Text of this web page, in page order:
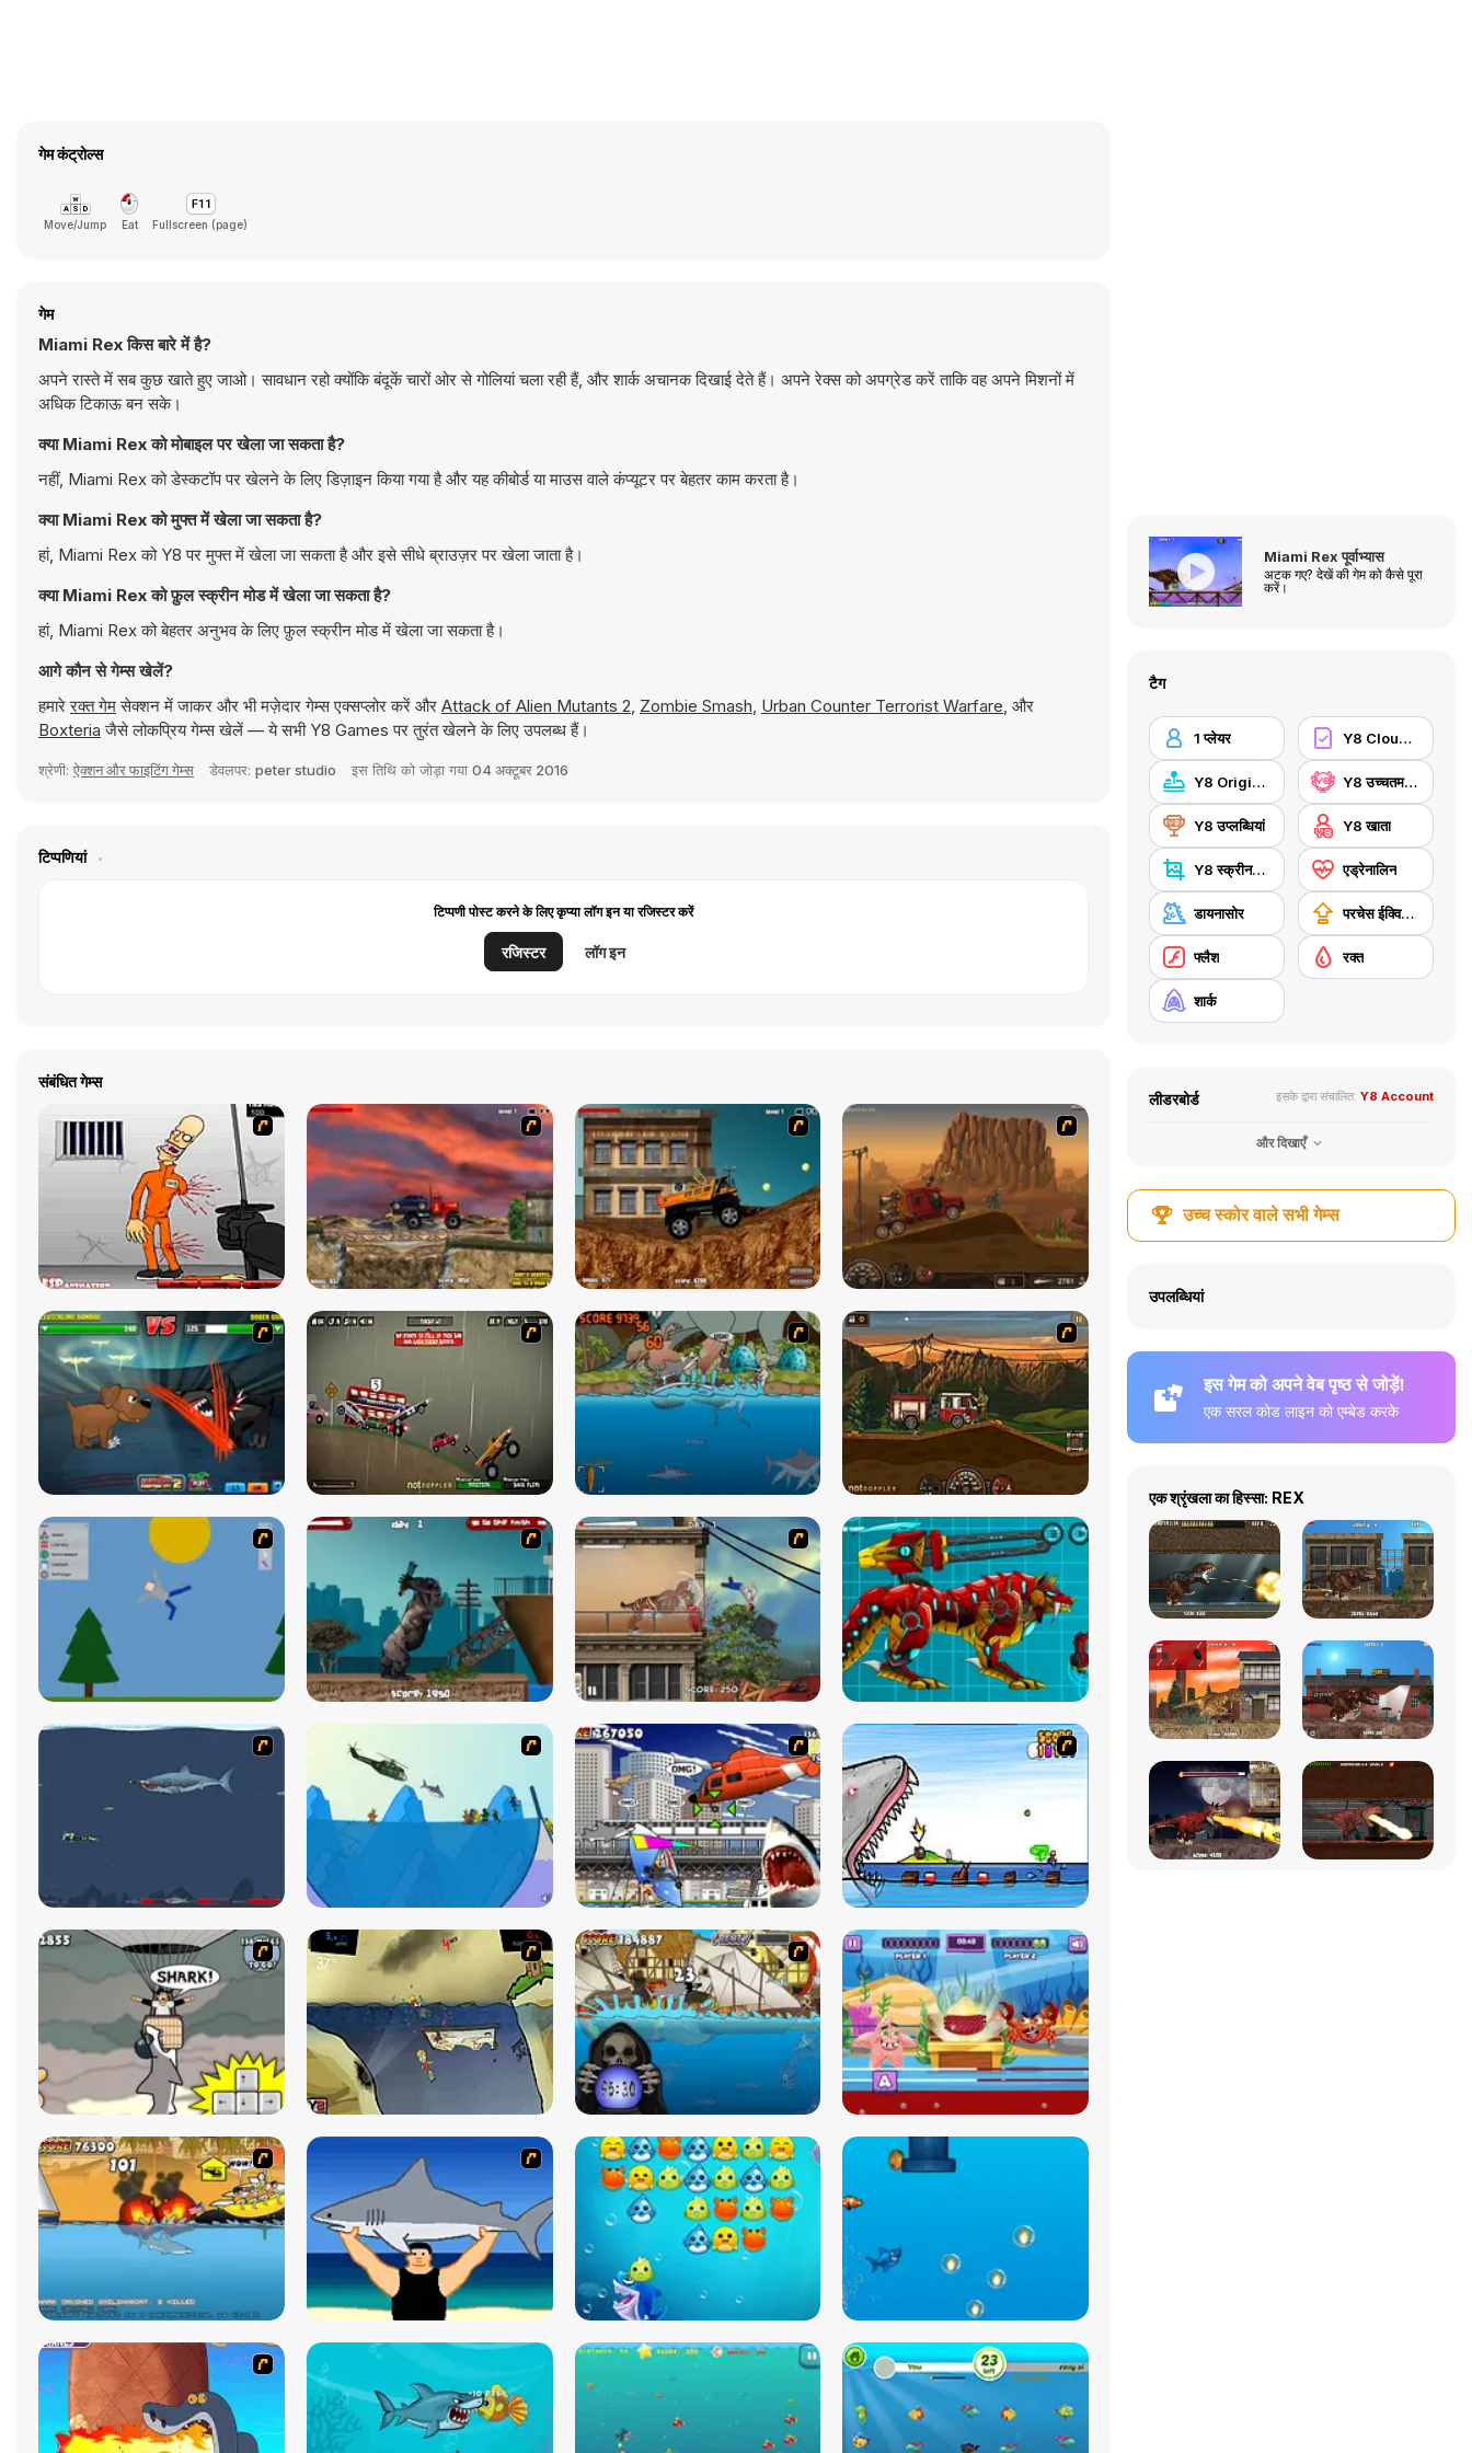
गेम कंट्रोल्स
Move/Jump Eat Fullscreen (page)
गेम
Miami Rex किस बारे में है?
अपने रास्ते में सब कुछ खाते हुए जाओ। सावधान रहो क्योंकि बंदूकें चारों ओर से गोलियां चला रही हैं, और शार्क अचानक दिखाई देते हैं। अपने रेक्स को अपग्रेड करें ताकि वह अपने मिशनों में
अधिक टिकाऊ बन सके।
क्या Miami Rex को मोबाइल पर खेला जा सकता है?
नहीं, Miami Rex को डेस्कटॉप पर खेलने के लिए डिज़ाइन किया गया है और यह कीबोर्ड या माउस वाले कंप्यूटर पर बेहतर काम करता है।
क्या Miami Rex को मुफ्त में खेला जा सकता है?
हां, Miami Rex को Y8 पर मुफ्त में खेला जा सकता है और इसे सीधे ब्राउज़र पर खेला जाता है।
क्या Miami Rex को फ़ुल स्क्रीन मोड में खेला जा सकता है?
हां, Miami Rex को बेहतर अनुभव के लिए फ़ुल स्क्रीन मोड में खेला जा सकता है।
आगे कौन से गेम्स खेलें?
हमारेरक्त गेमसेक्शन में जाकर और भी मज़ेदार गेम्स एक्सप्लोर करें और Attack of Alien Mutants 2, Zombie Smash, Urban Counter Terrorist Warfare, और
Boxteria जैसे लोकप्रिय गेम्स खेलें — ये सभी Y8 Games पर तुरंत खेलने के लिए उपलब्ध हैं।
श्रेणी: ऐक्शन और फाइटिंग गेम्स डेवलपर: peter studio इस तिथि को जोड़ा गया 04 अक्टूबर 2016
टिप्पणियां
टिप्पणी पोस्ट करने के लिए कृप्या लॉग इन या रजिस्टर करें
रजिस्टर लॉग इन
संबंधित गेम्स
Miami Rex पूर्वाभ्यास
अटक गए? देखें की गेम को कैसे पूरा
करें।
टैग
1 प्लेयर Y8 Cloud Save
Y8 Originals Y8 उच्चतम स्कोर
Y8 उप्लब्धियां Y8 खाता
Y8 स्क्रीनशॉट एड्रेनालिन
डायनासोर परचेस ईक्विपमेंट अपग्रेड
फ्लैश रक्त
शार्क
लीडरबोर्ड इसके द्वारा संचालित: Y8 Account
और दिखाएँ
उच्च स्कोर वाले सभी गेम्स
उपलब्धियां
इस गेम को अपने वेब पृष्ठ से जोड़ें!
एक सरल कोड लाइन को एम्बेड करके
एक श्रृंखला का हिस्सा: REX